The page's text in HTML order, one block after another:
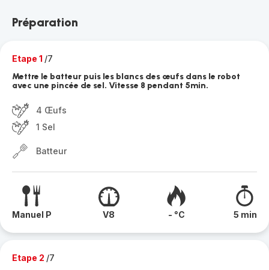
Préparation
Etape 1 /7
Mettre le batteur puis les blancs des œufs dans le robot
avec une pincée de sel. Vitesse 8 pendant 5min.
4 Œufs
1 Sel
Batteur
Manuel P V8 - °C 5 min
Etape 2 /7